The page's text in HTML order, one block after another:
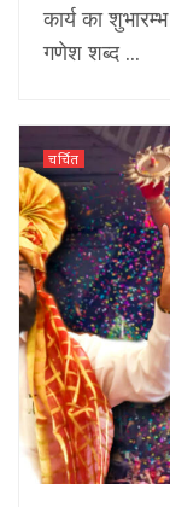
कार्य का
गणेश शब्द ...
चर्चित